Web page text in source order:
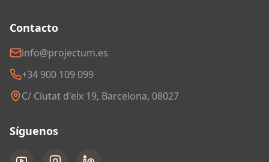
Contacto
info@projectum.es
+34 900 109 099
C/ Ciutat d'elx 19, Barcelona, 08027
Síguenos